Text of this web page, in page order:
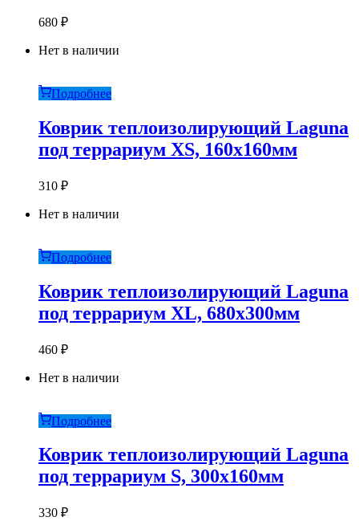
680 ₽
Нет в наличии
Подробнее
Коврик теплоизолирующий Laguna
под террариум XS, 160х160мм
310 ₽
Нет в наличии
Подробнее
Коврик теплоизолирующий Laguna
под террариум XL, 680х300мм
460 ₽
Нет в наличии
Подробнее
Коврик теплоизолирующий Laguna
под террариум S, 300х160мм
330 ₽